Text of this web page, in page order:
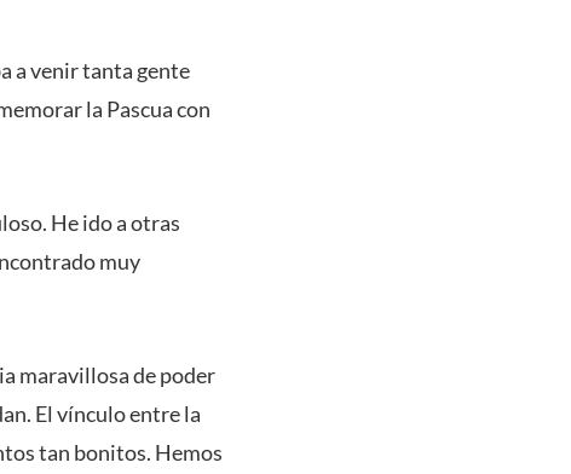
a venir tanta gente
la Pascua con
He ido a otras
muy
maravillosa de poder
El vínculo entre la
tan bonitos. Hemos